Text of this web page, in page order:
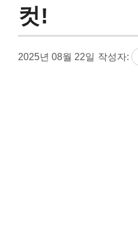
컷!
2025년 08월 22일 작성자: